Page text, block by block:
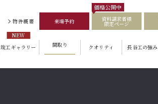
物件概要 来場予約
価格公開中
資料請求者様
限定ページ
竣工ギャラリー 間取り クオリティ 長谷工の強み